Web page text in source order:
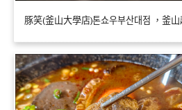
豚笑(釜山大學店)톤쇼우부산대점 ，釜